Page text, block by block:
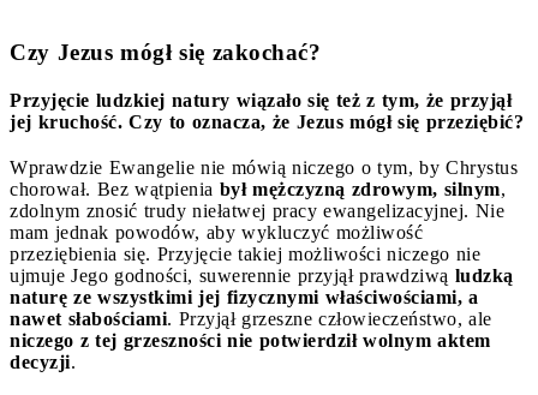
Czy Jezus mógł się zakochać?
Przyjęcie ludzkiej natury wiązało się też z tym, że przyjął
jej kruchość. Czy to oznacza, że Jezus mógł się przeziębić?
Wprawdzie Ewangelie nie mówią niczego o tym, by Chrystus
chorował. Bez wątpienia był mężczyzną zdrowym, silnym,
zdolnym znosić trudy niełatwej pracy ewangelizacyjnej. Nie
mam jednak powodów, aby wykluczyć możliwość
przeziębienia się. Przyjęcie takiej możliwości niczego nie
ujmuje Jego godności, suwerennie przyjął prawdziwą ludzką
naturę ze wszystkimi jej fizycznymi właściwościami, a
nawet słabościami. Przyjął grzeszne człowieczeństwo, ale
niczego z tej grzeszności nie potwierdził wolnym aktem
decyzji.